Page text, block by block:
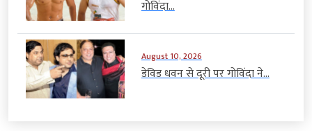
गोविंदा...
August 10, 2026
डेविड धवन से दूरी पर गोविंदा ने...